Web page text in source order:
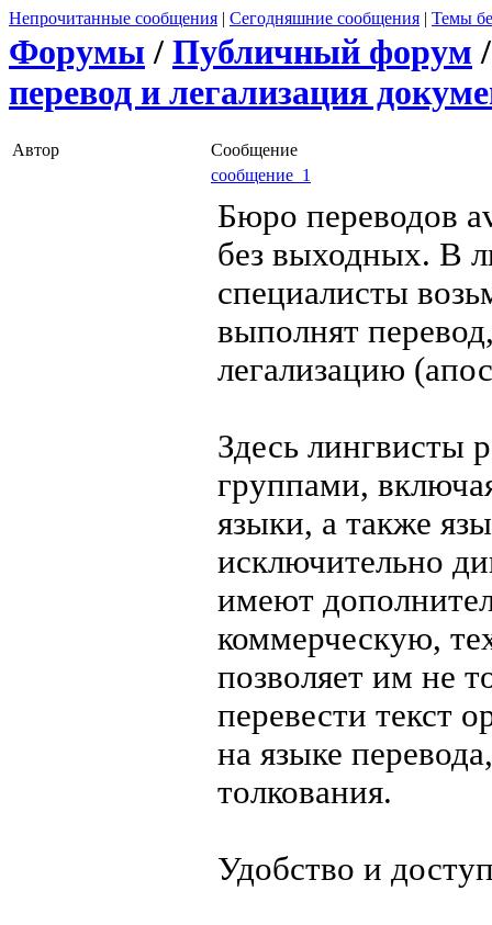
Непрочитанные сообщения | Сегодняшние сообщения | Темы
Форумы/ Публичный форум
перевод и легализация
Автор Сообщение
сообщение 1
Бюро переводов
без выходных. В
специалисты
выполнят
легализацию
Здесь лингвисты
группами,
языки, а также
исключительно
имеют
коммерческую,
позволяет им не
перевести текст
на языке
толкования.
Удобство и